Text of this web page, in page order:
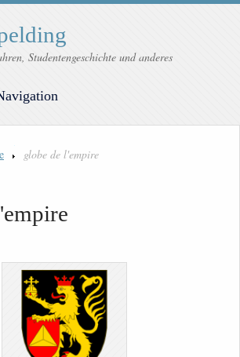
Studentengeschichte und anderes
globe de l'empire